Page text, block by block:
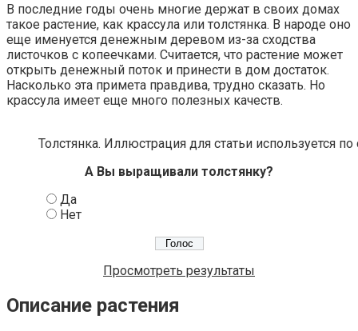
В последние годы очень многие держат в своих домах
такое растение, как крассула или толстянка. В народе оно
еще именуется денежным деревом из-за сходства
листочков с копеечками. Считается, что растение может
открыть денежный поток и принести в дом достаток.
Насколько эта примета правдива, трудно сказать. Но
крассула имеет еще много полезных качеств.
Толстянка. Иллюстрация для статьи используется
А Вы выращивали толстянку?
Да
Нет
Просмотреть результаты
Описание растения